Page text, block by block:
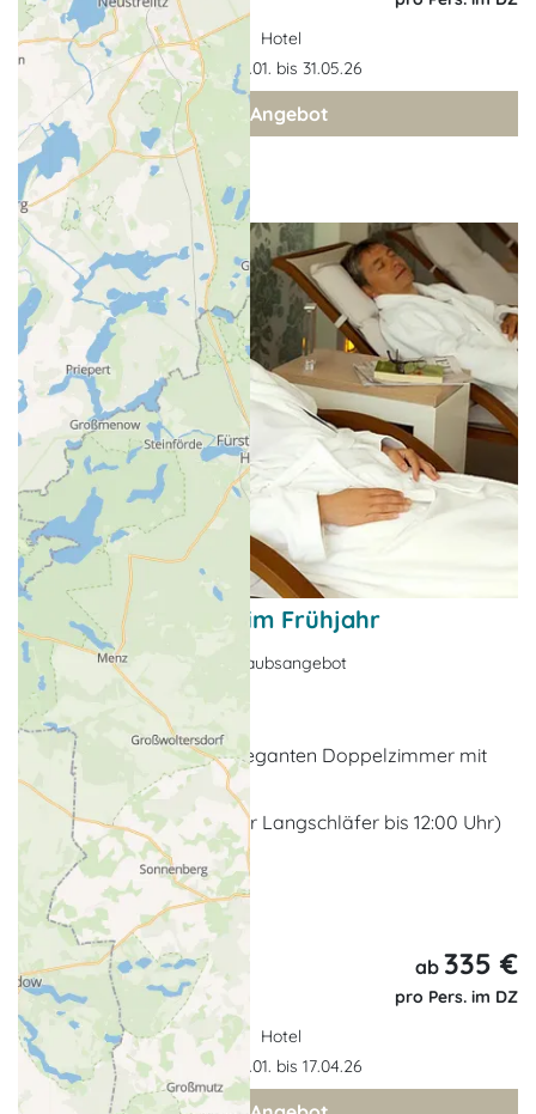
Hotel
Gültigkeit: 02.01. bis 31.05.26
zum Angebot
Schnupperwellness im Frühjahr
Wellnessangebot, Kurzurlaubsangebot
Ostseebad Kühlungsborn
2 x Übernachtung im eleganten Doppelzimmer mit
Balkon/Terrasse
2 x Frühstücksbuffet (für Langschläfer bis 12:00 Uhr)
2 x Halbpensionsmenü
... weitere Leistungen
3 Tage,
2 Nächte
ab 335 €
pro Pers. im DZ
Hotel
Gültigkeit: 02.01. bis 17.04.26